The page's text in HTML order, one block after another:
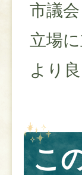
市議
立場
より
こ